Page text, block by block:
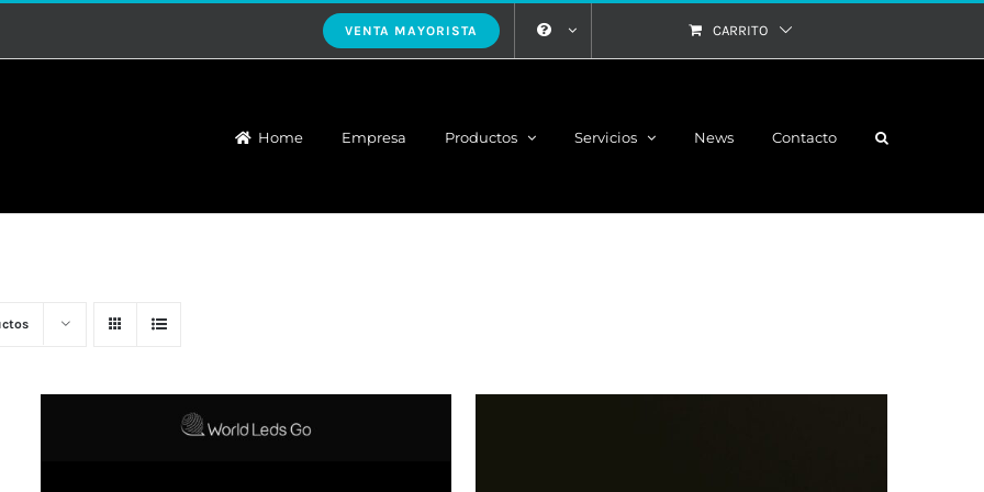
VENTA MAYORISTA CARRITO
Home Empresa Productos Servicios News Contacto